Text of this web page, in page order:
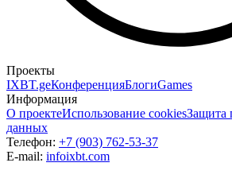
Проекты
IXBT.geКонференцияБлогиGames
Информация
О проектеИспользование cookiesЗащита
данных
Телефон: +7 (903) 762-53-37
E-mail: infoixbt.com